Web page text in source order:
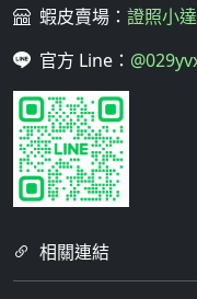
蝦皮賣場： 證照小
官方 Line：
相關連結